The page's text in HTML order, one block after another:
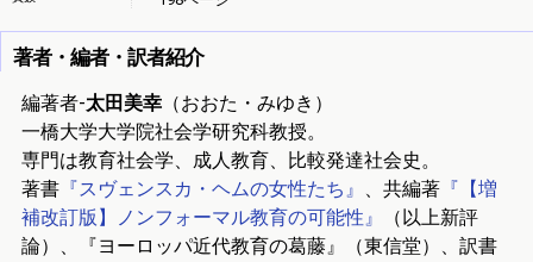
著者・編者・訳者紹介
編著者-太田美幸（おおた・みゆき）
一橋大学大学院社会学研究科教授。
専門は教育社会学、成人教育、比較発達社会史。
著書『スヴェンスカ・ヘムの女性たち』 、共編著『【増
補改訂版】ノンフォーマル教育の可能性』
（以上新評
論）、『ヨーロッパ近代教育の葛藤』（東信堂）、訳書